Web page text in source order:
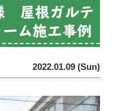
屋根ガルテ
ム施工事例
2022.01.09 (Sun)